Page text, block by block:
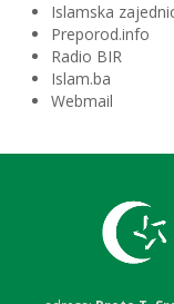
Islamska
Preporod.info
Radio BIR
Islam.ba
Webmail